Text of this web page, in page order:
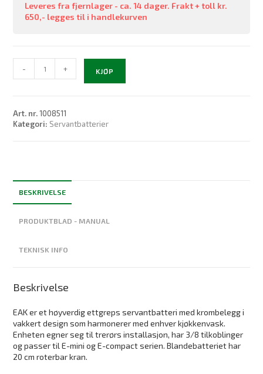
Leveres fra fjernlager - ca. 14 dager. Frakt + toll kr.
650,- legges til i handlekurven
servantbatteri
- + KJØP
Art. nr.1008511
Kategori: Servantbatterier
BESKRIVELSE
PRODUKTBLAD - MANUAL
TEKNISK INFO
Beskrivelse
EAK er et høyverdig ettgreps servantbatteri med krombelegg i
vakkert design som harmonerer med enhver kjøkkenvask.
Enheten egner seg til trerørs installasjon, har 3/8 tilkoblinger
og passer til E-mini og E-compact serien. Blandebatteriet har
20 cm roterbar kran.